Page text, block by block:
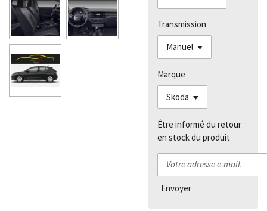
Transmission
Marque
Être informé du retour
en stock du produit
Envoyer